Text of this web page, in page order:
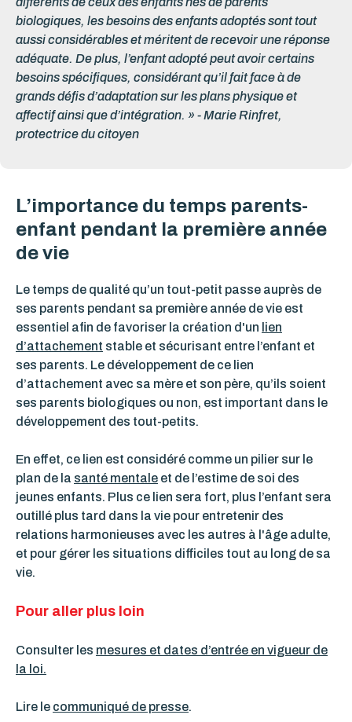
biologiques, les besoins des enfants adoptés sont tout
aussi considérables et méritent de recevoir une réponse
adéquate. De plus, l’enfant adopté peut avoir certains
besoins spécifiques, considérant qu’il fait face à de
grands défis d’adaptation sur les plans physique et
affectif ainsi que d’intégration. » - Marie Rinfret,
protectrice du citoyen
L’importance du temps parents-
enfant pendant la première année
de vie
Le temps de qualité qu’un tout-petit passe auprès de
ses parents pendant sa première année de vie est
essentiel afin de favoriser la création d'un lien
d’attachement stable et sécurisant entre l’enfant et
ses parents. Le développement de ce lien
d’attachement avec sa mère et son père, qu’ils soient
ses parents biologiques ou non, est important dans le
développement des tout-petits.
En effet, ce lien est considéré comme un pilier sur le
plan de la santé mentale et de l’estime de soi des
jeunes enfants. Plus ce lien sera fort, plus l’enfant sera
outillé plus tard dans la vie pour entretenir des
relations harmonieuses avec les autres à l'âge adulte,
et pour gérer les situations difficiles tout au long de sa
vie.
Pour aller plus loin
Consulter les mesures et dates d’entrée en vigueur de
la loi.
Lire le communiqué de presse.